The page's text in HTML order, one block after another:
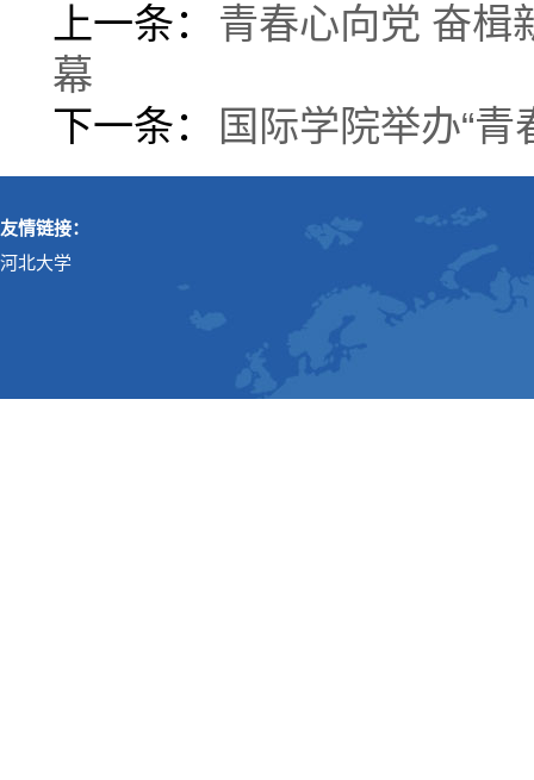
上一条：
青春心向党 奋
幕
下一条：
国际学院举办“
友情链接：
河北大学